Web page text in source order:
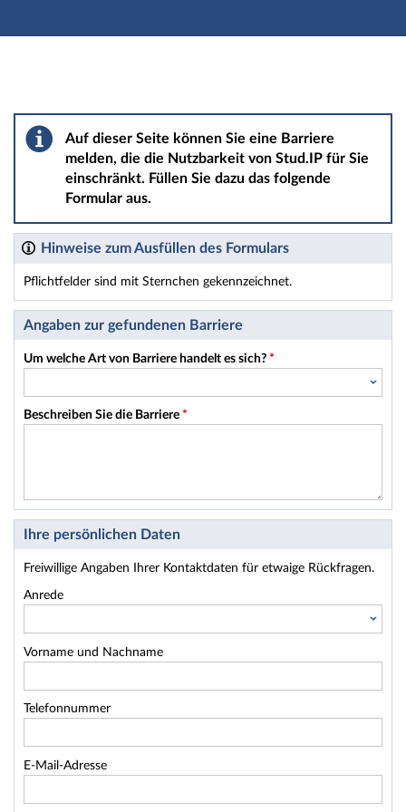
Hauptnavigation
Barriere melden
Auf dieser Seite können Sie eine Barriere
melden, die die Nutzbarkeit von Stud.IP für Sie
einschränkt. Füllen Sie dazu das folgende
Formular aus.
Hinweise zum Ausfüllen des Formulars
Pflichtfelder sind mit Sternchen gekennzeichnet.
Dieses Formular enthält Pflichtfelder.
Angaben zur gefundenen Barriere
Um welche Art von Barriere handelt es sich? *
Beschreiben Sie die Barriere *
Ihre persönlichen Daten
Freiwillige Angaben Ihrer Kontaktdaten für etwaige Rückfragen.
Anrede
Vorname und Nachname
Telefonnummer
E-Mail-Adresse